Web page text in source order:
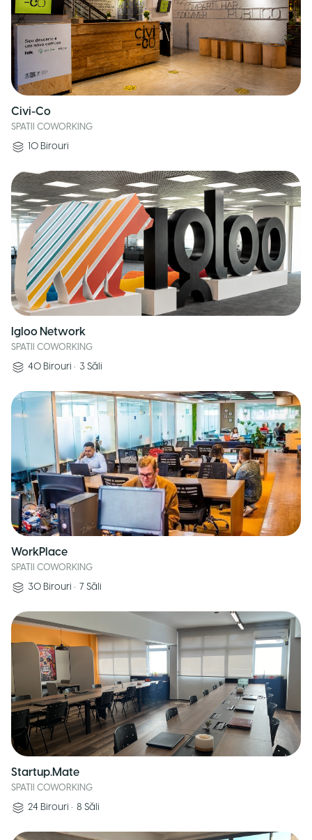
Civi-Co
SPATII COWORKING
10 Birouri
Igloo Network
SPATII COWORKING
40 Birouri • 3 Săli
WorkPlace
SPATII COWORKING
30 Birouri • 7 Săli
Startup.Mate
SPATII COWORKING
24 Birouri • 8 Săli